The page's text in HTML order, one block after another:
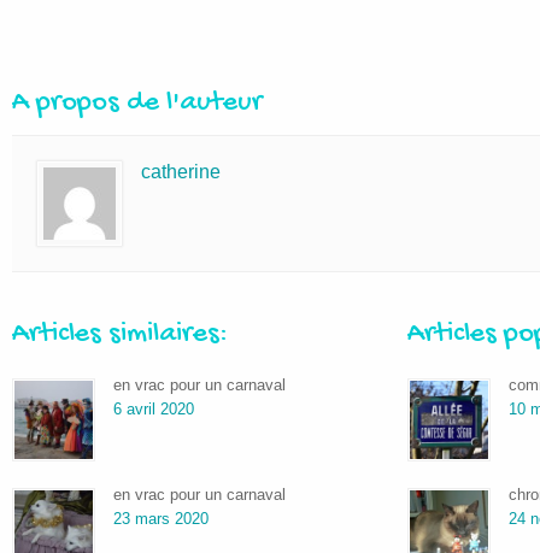
A propos de l'auteur
catherine
Articles similaires:
en vrac pour un carnaval
6 avril 2020
en vrac pour un carnaval
23 mars 2020
Articles
10
24